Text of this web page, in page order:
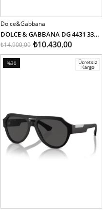
SEPETE EKLE
Dolce&Gabbana
DOLCE & GABBANA DG 4431 3392/80 55
₺10.430,00
₺14.900,00
%30
Ücretsiz
Kargo